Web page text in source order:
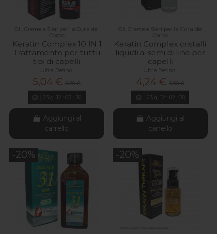
Oli, Creme e Sieri per la Cura del
Corpo
Keratin Complex 10 IN 1
Trattamento per tutti i
tipi di capelli
Ultra Retinol
5,04 €6,30 €
23g. 12 02 29
Aggiungi al
carrello
Oli, Creme e Sieri per la Cura del
Corpo
Keratin Complex cristalli
liquidi ai semi di lino per
capelli
Ultra Retinol
4,24 € 5,30 €
23g. 12 02 29
Aggiungi al
carrello
-20% -20%